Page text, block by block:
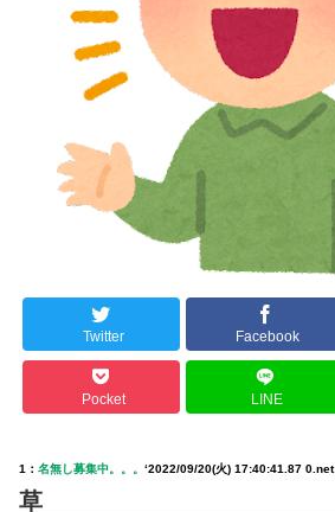
Twitter Facebook
Pocket LINE
1： 名無し募集中。。。 ‘2022/09/20(火) 17:40:41.87 0.net
草